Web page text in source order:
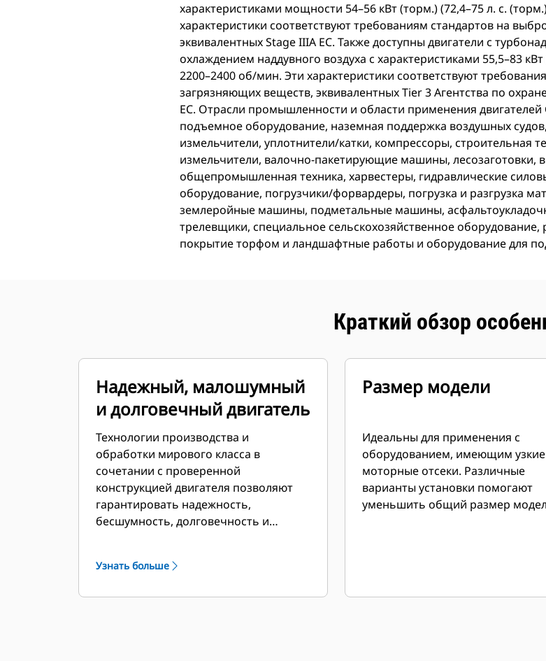
характеристиками мощности 54–56 кВт (торм.) (72,4–75 л. с.
характеристики соответствуют требованиям стандартов на
эквивалентных Stage IIIA ЕС. Также доступны двигатели с
охлаждением наддувного воздуха с характеристиками 55,5–83
2200–2400 об/мин. Эти характеристики соответствуют
загрязняющих веществ, эквивалентных Tier 3 Агентства по
ЕС. Отрасли промышленности и области применения двигателей
подъемное оборудование, наземная поддержка воздушных
измельчители, уплотнители/катки, компрессоры, строительная
измельчители, валочно-пакетирующие машины, лесозаготовки,
общепромышленная техника, харвестеры, гидравлические
оборудование, погрузчики/форвардеры, погрузка и разгрузка
землеройные машины, подметальные машины,
трелевщики, специальное сельскохозяйственное
покрытие торфом и ландшафтные работы и оборудование для
Краткий обзор
Надежный, малошумный
и долговечный двигатель
Технологии производства и
обработки мирового класса в
сочетании с проверенной
конструкцией двигателя позволяют
гарантировать надежность,
бесшумность, долговечность и
Узнать больше
Размер модели
Идеальны для применения с
оборудованием, имеющим узкие
моторные отсеки. Различные
варианты установки помогают
уменьшить общий размер